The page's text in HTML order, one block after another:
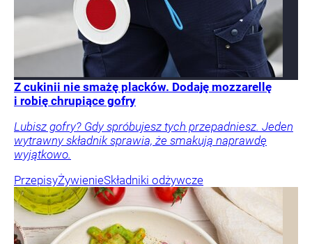
Z cukinii nie smażę placków. Dodaję mozzarellę
i robię chrupiące gofry
Lubisz gofry? Gdy spróbujesz tych przepadniesz. Jeden
wytrawny składnik sprawia, że smakują naprawdę
wyjątkowo.
PrzepisyŻywienieSkładniki odżywcze